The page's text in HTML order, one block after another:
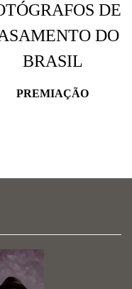
DE
DO
BRASIL
PREMIAÇÃO